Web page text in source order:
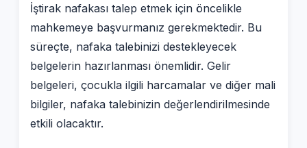
İştirak nafakası talep etmek için öncelikle
mahkemeye başvurmanız gerekmektedir. Bu
süreçte, nafaka talebinizi destekleyecek
belgelerin hazırlanması önemlidir. Gelir
belgeleri, çocukla ilgili harcamalar ve diğer mali
bilgiler, nafaka talebinizin değerlendirilmesinde
etkili olacaktır.